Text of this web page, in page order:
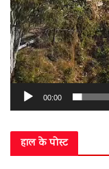
00:00
हाल के पोस्ट